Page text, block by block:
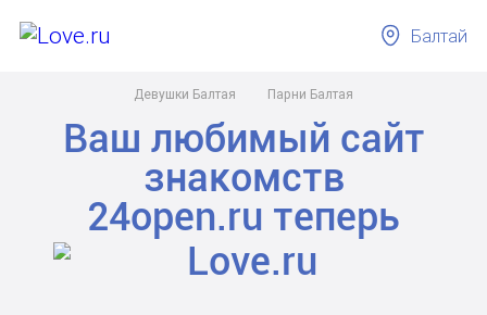
Девушки Балтая Парни Балтая
Балтай
Ваш любимый сайт
знакомств
24open.ru теперь